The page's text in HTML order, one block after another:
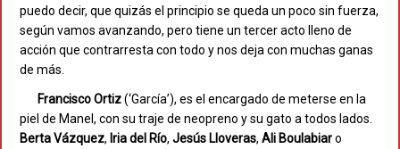
puedo decir, que quizás el principio se queda un poco sin fuerza,
según vamos avanzando, pero tiene un tercer acto lleno de
acción que contrarresta con todo y nos deja con muchas ganas
de más.
FranciscoOrtiz(‘García’), es el encargado de meterse en la
piel de Manel, con su traje de neopreno y su gato a todos lados.
BertaVázquez, Iriadel Río, Jesús Lloveras, Ali Boulabiaro